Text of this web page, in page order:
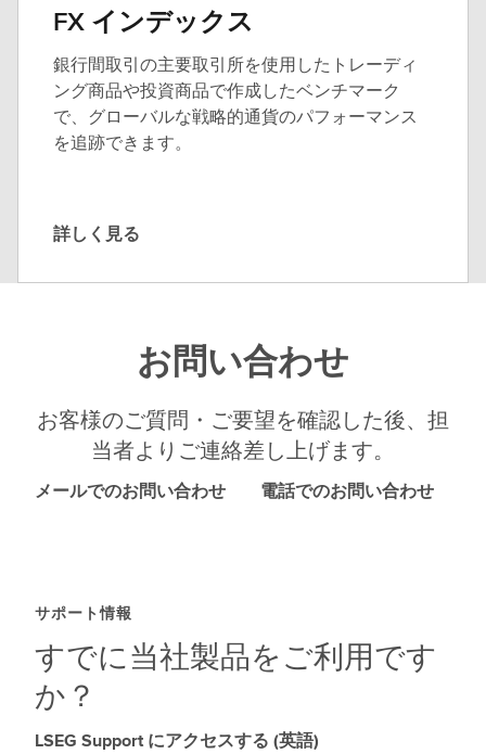
FX インデックス
銀行間取引の主要取引所を使用したトレーディ
ング商品や投資商品で作成したベンチマーク
で、グローバルな戦略的通貨のパフォーマンス
を追跡できます。
詳
詳しく見る
お問い合わせ
お客様のご質問・ご要望を確認した後、担
当者よりご連絡差し上げます。
メールでのお問い合わせ 電話でのお問い合わせ
サポート情報
すでに当社製品をご利用です
か？
LSEG Support にアクセスする (英語)